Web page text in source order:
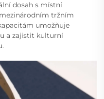
dosah s místní
tržním
umožňuje
a zajistit kulturní